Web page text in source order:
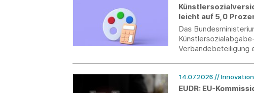
leicht auf 5,0
Das
Verbändebeteiligung
14.07.2026 //
EUDR: EU-